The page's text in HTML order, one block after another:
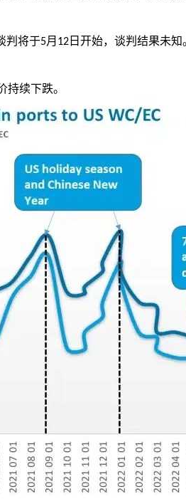
判将于5月 12 日开始，谈判结果未
持续下跌。